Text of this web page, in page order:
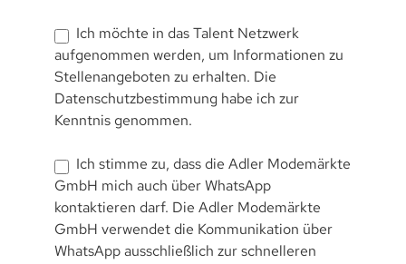
Ich möchte in das Talent Netzwerk
aufgenommen werden, um Informationen zu
Stellenangeboten zu erhalten. Die
Datenschutzbestimmung habe ich zur
Kenntnis genommen.
Ich stimme zu, dass die Adler Modemärkte
GmbH mich auch über WhatsApp
kontaktieren darf. Die Adler Modemärkte
GmbH verwendet die Kommunikation über
WhatsApp ausschließlich zur schnelleren